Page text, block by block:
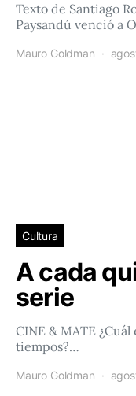
Texto de Santiago
Paysandú venció a
Mauro Goldman
Cultura
A cada
serie
CINE & MATE
tiempos?…
Mauro Goldman